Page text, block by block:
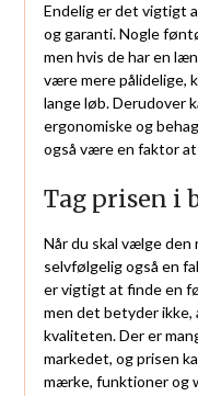
Endelig er det vigtigt
og garanti. Nogle
men hvis de har en
være mere pålidelige,
lange løb. Derudover
ergonomiske og
også være en faktor
Tag prisen i
Når du skal vælge
selvfølgelig også en
er vigtigt at finde en
men det betyder ikke,
kvaliteten. Der er
markedet, og prisen
mærke, funktioner og